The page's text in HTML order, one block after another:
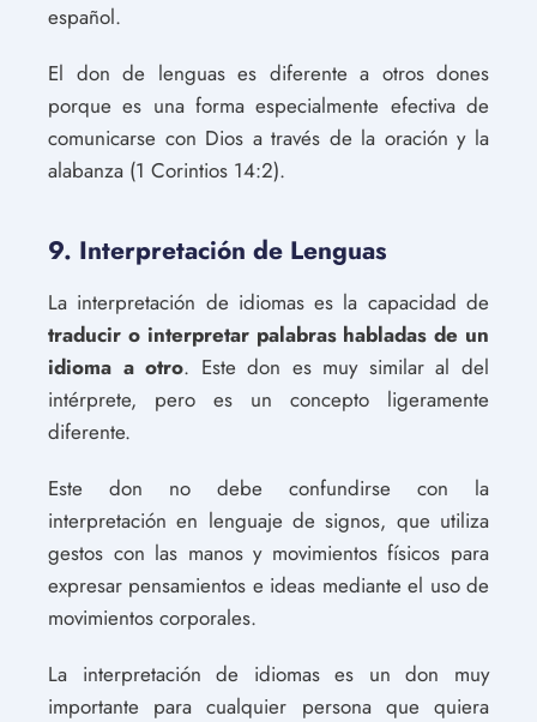
español.
El don de lenguas es diferente a otros dones
porque es una forma especialmente efectiva de
comunicarse con Dios a través de la oración y la
alabanza (1 Corintios 14:2).
9. Interpretación de Lenguas
La interpretación de idiomas es la capacidad de
traducir o interpretar palabras habladas de un
idioma a otro. Este don es muy similar al del
intérprete, pero es un concepto ligeramente
diferente.
Este don no debe confundirse con la
interpretación en lenguaje de signos, que utiliza
gestos con las manos y movimientos físicos para
expresar pensamientos e ideas mediante el uso de
movimientos corporales.
La interpretación de idiomas es un don muy
importante para cualquier persona que quiera